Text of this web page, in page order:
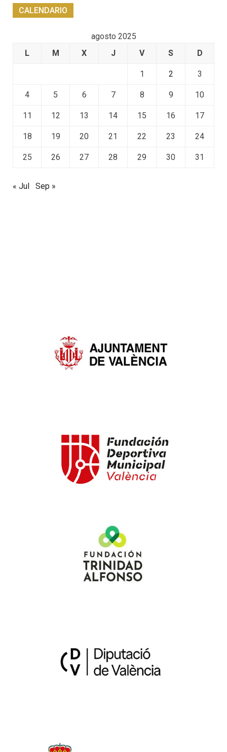
CALENDARIO
agosto 2025
L
M X J V S D
1 2 3
4 5 6 7 8 9 10
11 12 13 14 15 16 17
18 19 20 21 22 23 24
25 26 27 28 29 30 31
« Jul Sep »